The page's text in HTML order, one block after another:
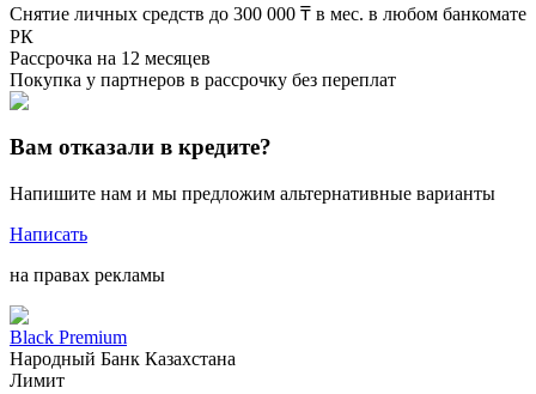
Снятие личных средств до 300 000 ₸ в мес. в любом банкомате
РК
Рассрочка на 12 месяцев
Покупка у партнеров в рассрочку без переплат
Вам отказали в кредите?
Напишите нам и мы предложим альтернативные варианты
Написать
на правах рекламы
Black Premium
Народный Банк Казахстана
Лимит